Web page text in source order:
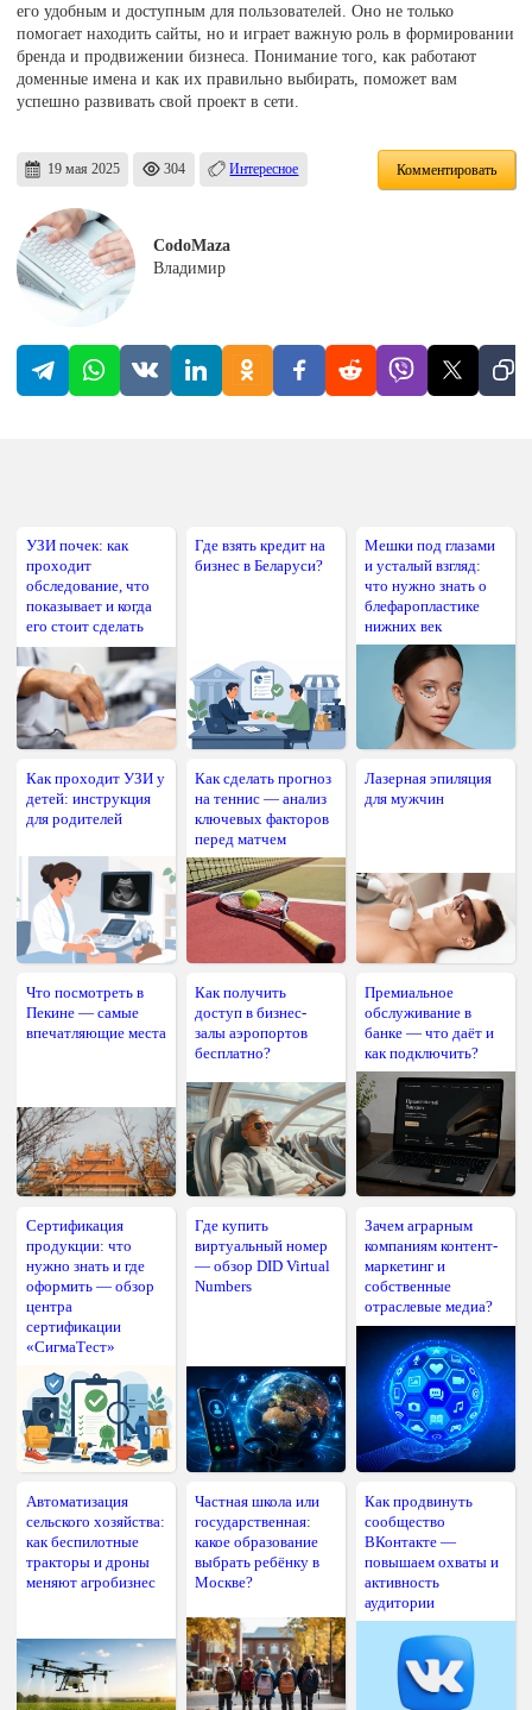
его удобным и доступным для пользователей. Оно не только
помогает находить сайты, но и играет важную роль в формировании
бренда и продвижении бизнеса. Понимание того, как работают
доменные имена и как их правильно выбирать, поможет вам
успешно развивать свой проект в сети.
19 мая 2025 304 Интересное Комментировать
CodoMaza
Владимир
УЗИ почек: как
проходит
обследование, что
показывает и когда
его стоит сделать
Где взять кредит на
бизнес в Беларуси?
Мешки под глазами
и усталый взгляд:
что нужно знать о
блефаропластике
нижних век
Как проходит УЗИ у
детей: инструкция
для родителей
Как сделать прогноз
на теннис — анализ
ключевых факторов
перед матчем
Лазерная эпиляция
для мужчин
Что посмотреть в
Пекине — самые
впечатляющие места
Как получить
доступ в бизнес-
залы аэропортов
бесплатно?
Премиальное
обслуживание в
банке — что даёт и
как подключить?
Сертификация
продукции: что
нужно знать и где
оформить — обзор
центра
сертификации
«СигмаТест»
Где купить
виртуальный номер
— обзор DID Virtual
Numbers
Зачем аграрным
компаниям контент-
маркетинг и
собственные
отраслевые медиа?
Автоматизация
сельского хозяйства:
как беспилотные
тракторы и дроны
меняют агробизнес
Частная школа или
государственная:
какое образование
выбрать ребёнку в
Москве?
Как продвинуть
сообщество
ВКонтакте —
повышаем охваты и
активность
аудитории